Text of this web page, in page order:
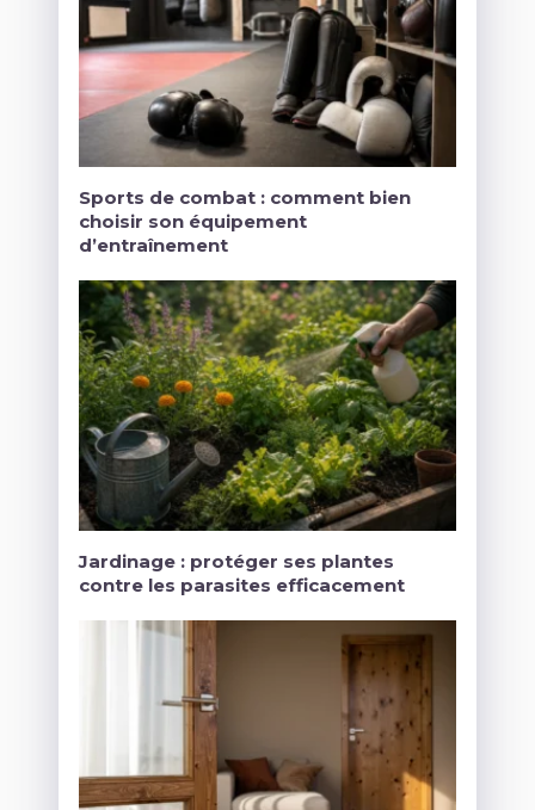
Sports de combat : comment bien
choisir son équipement
d’entraînement
Jardinage : protéger ses plantes
contre les parasites efficacement